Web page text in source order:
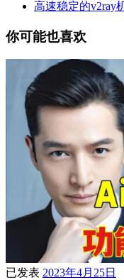
高速稳定的v2ray
你可能也喜欢
已发表 2023年4月25日